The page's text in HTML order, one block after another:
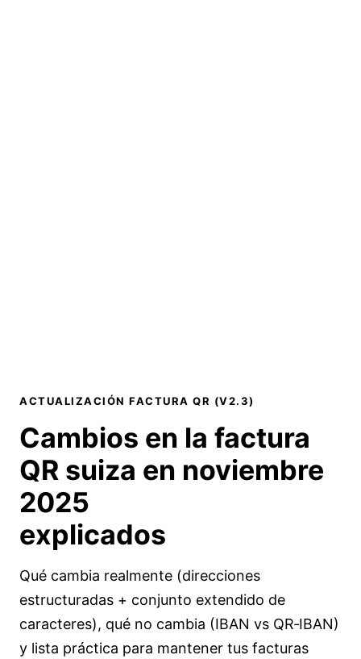
ACTUALIZACIÓN FACTURA QR (V2.3)
Cambios en la factura
QR suiza en noviembre
2025
explicados
Qué cambia realmente (direcciones
estructuradas + conjunto extendido de
caracteres), qué no cambia (IBAN vs QR‑IBAN)
y lista práctica para mantener tus facturas